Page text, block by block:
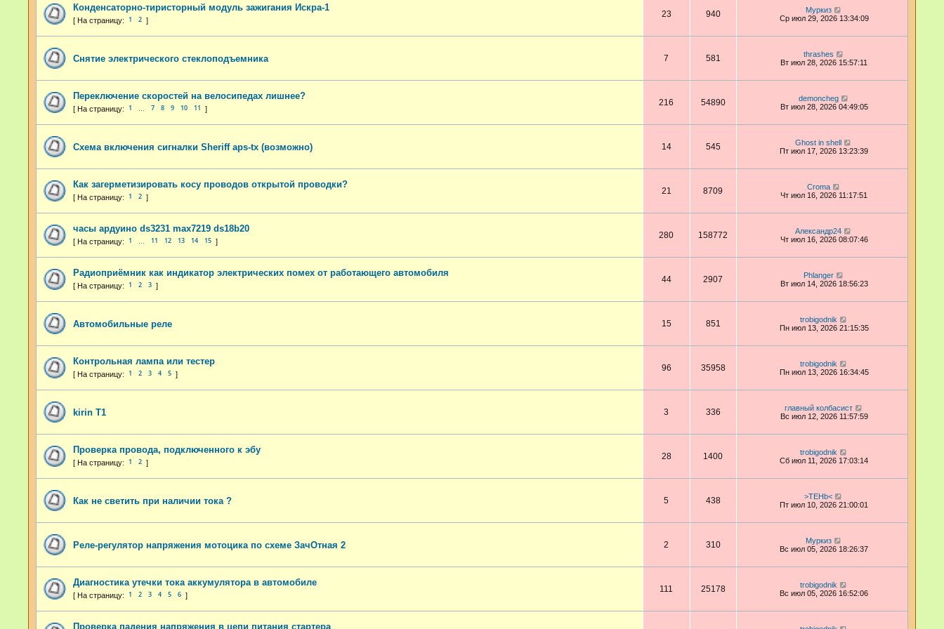
Конденсаторно-тиристорный модуль зажигания Искра-1
1 2
23 940
Муркиз
Ср июл 29, 2026 13:34:09
Снятие электрического стеклоподъемника 7 581
thrashes
Вт июл 28, 2026 15:57:11
Переключение скоростей на велосипедах лишнее?
1 7 8 9 10 11
216 54890
demoncheg
Вт июл 28, 2026 04:49:05
Схема включения сигналки Sheriff aps-tx (возможно) 14 545
Ghost in shell
Пт июл 17, 2026 13:23:39
Как загерметизировать косу проводов открытой проводки?
1 2
21 8709
Croma
Чт июл 16, 2026 11:17:51
часы ардуино ds3231 max7219 ds18b20
1 11 12 13 14 15
280 158772
Александр24
Чт июл 16, 2026 08:07:46
Радиоприёмник как индикатор электрических помех от работающего автомобиля
1 2 3
44 2907
Phlanger
Вт июл 14, 2026 18:56:23
Автомобильные реле 15 851
trobigodnik
Пн июл 13, 2026 21:15:35
Контрольная лампа или тестер
1 2 3 4 5
96 35958
trobigodnik
Пн июл 13, 2026 16:34:45
kirin T1 3 336
главный колбасист
Вс июл 12, 2026 11:57:59
Проверка провода, подключенного к эбу
1 2
28 1400
trobigodnik
Сб июл 11, 2026 17:03:14
Как не светить при наличии тока ? 5 438
>TEHb<
Пт июл 10, 2026 21:00:01
Реле-регулятор напряжения мотоцика по схеме ЗачОтная 2 2 310
Муркиз
Вс июл 05, 2026 18:26:37
Диагностика утечки тока аккумулятора в автомобиле
1 2 3 4 5 6
111 25178
trobigodnik
Вс июл 05, 2026 16:52:06
Проверка падения напряжения в цепи питания стартера